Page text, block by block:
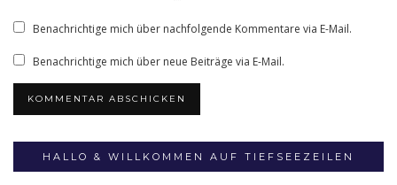
Benachrichtige mich über nachfolgende Kommentare via E-Mail.
Benachrichtige mich über neue Beiträge via E-Mail.
HALLO & WILLKOMMEN AUF TIEFSEEZEILEN